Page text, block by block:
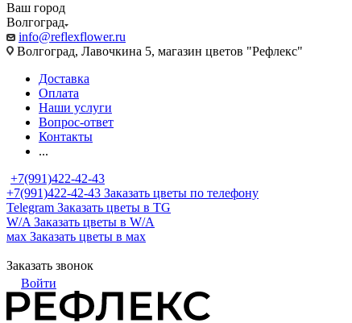
Ваш город
Волгоград
info@reflexflower.ru
Волгоград, Лавочкина 5, магазин цветов "Рефлекс"
Доставка
Оплата
Наши услуги
Вопрос-ответ
Контакты
...
+7(991)422-42-43
+7(991)422-42-43 Заказать цветы по телефону
Telegram Заказать цветы в TG
W/A Заказать цветы в W/A
мах Заказать цветы в мах
Заказать звонок
Войти